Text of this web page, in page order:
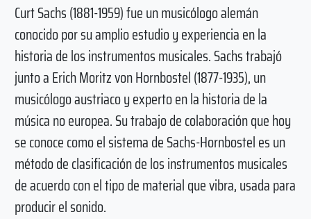
Curt Sachs (1881-1959) fue un musicólogo alemán
conocido por su amplio estudio y experiencia en la
historia de los instrumentos musicales. Sachs trabajó
junto a Erich Moritz von Hornbostel (1877-1935), un
musicólogo austriaco y experto en la historia de la
música no europea. Su trabajo de colaboración que hoy
se conoce como el sistema de Sachs-Hornbostel es un
método de clasificación de los instrumentos musicales
de acuerdo con el tipo de material que vibra, usada para
producir el sonido.